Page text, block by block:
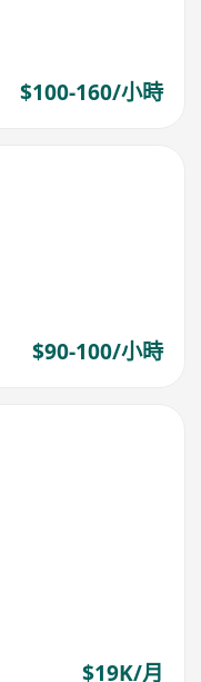
$100-160/小時
$90-100/小時
$19K/月